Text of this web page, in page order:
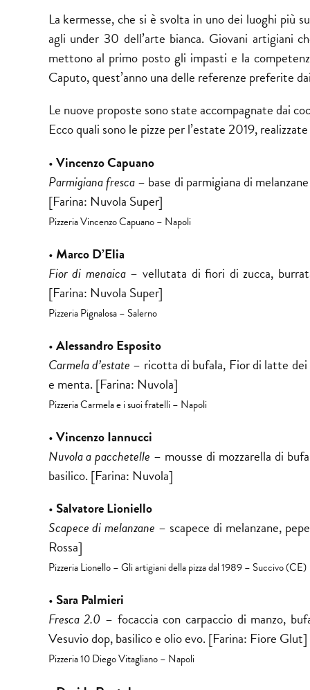
La kermesse, che si è svolta in uno dei luoghi più
agli under 30 dell’arte bianca. Giovani artigiani
mettono al primo posto gli impasti e la
Caputo, quest’anno una delle referenze preferite
Le nuove proposte sono state accompagnate dai
Ecco quali sono le pizze per l’estate 2019,
•Vincenzo Capuano
Parmigiana fresca– base di parmigiana di
[Farina: Nuvola Super]
Pizzeria Vincenzo Capuano – Napoli
• Marco D’Elia
Fior di menaica– vellutata di fiori di zucca,
[Farina: Nuvola Super]
Pizzeria Pignalosa – Salerno
•Alessandro Esposito
Carmela d’estate – ricotta di bufala, Fior di latte dei
e menta. [Farina: Nuvola]
Pizzeria Carmela e i suoi fratelli – Napoli
•Vincenzo Iannucci
Nuvola a pacchetelle – mousse di mozzarella di
basilico. [Farina: Nuvola]
• Salvatore Lioniello
Scapece di melanzane – scapece di melanzane,
Rossa]
Pizzeria Lionello – Gli artigiani della pizza dal 1989 – Succivo (CE)
• Sara Palmieri
Fresca 2.0 – focaccia con carpaccio di manzo,
Vesuvio dop, basilico e olio evo. [Farina: Fiore Glut]
Pizzeria 10 Diego Vitagliano – Napoli